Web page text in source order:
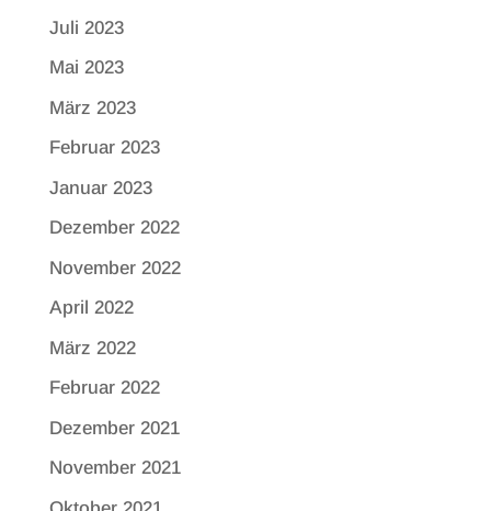
Juli 2023
Mai 2023
März 2023
Februar 2023
Januar 2023
Dezember 2022
November 2022
April 2022
März 2022
Februar 2022
Dezember 2021
November 2021